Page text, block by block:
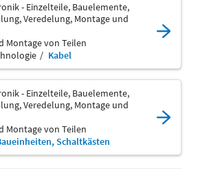
- Einzelteile, Bauelemente,
Veredelung, Montage und
Montage von Teilen
Kabel
- Einzelteile, Bauelemente,
Veredelung, Montage und
Montage von Teilen
Schaltkästen